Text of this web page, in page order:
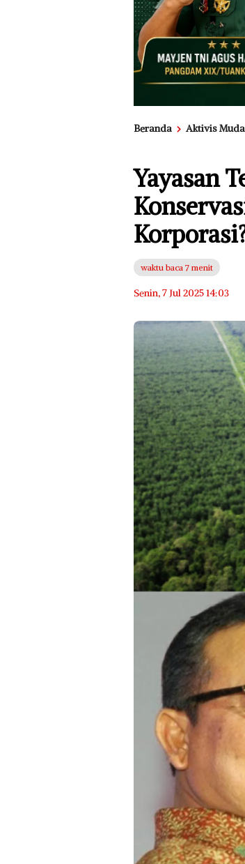
Beranda Aktivis
Yayasan
waktu baca 7 menit
Senin, 7 Jul 2025 14:03